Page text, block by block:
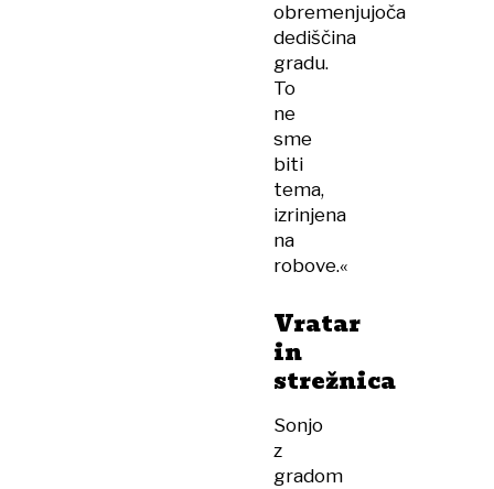
obremenjujoča
dediščina
gradu.
To
ne
sme
biti
tema,
izrinjena
na
robove.«
Vratar
in
strežnica
Sonjo
z
gradom